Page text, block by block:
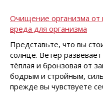
Очищение организма от
вреда для организма
Представьте, что вы
солнце. Ветер
тёплая и бронзовая от
бодрым и стройным,
прежде вы чувствуете